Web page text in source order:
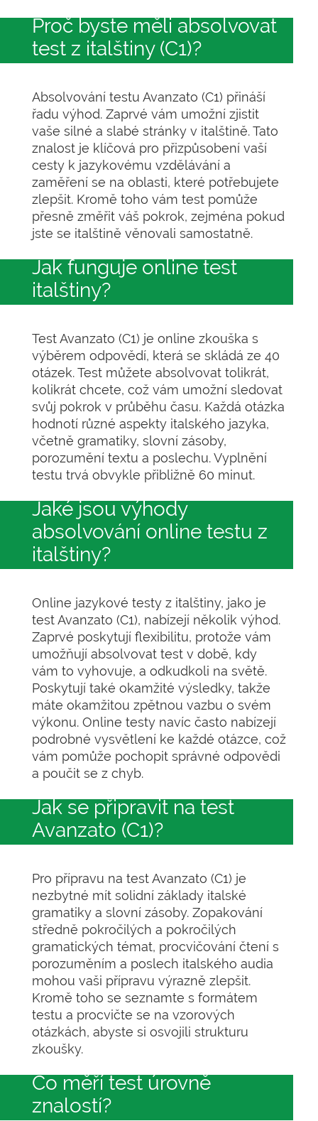
Proč byste měli absolvovat
test z italštiny (C1)?
Absolvování testu Avanzato (C1) přináší
řadu výhod. Zaprvé vám umožní zjistit
vaše silné a slabé stránky v italštině. Tato
znalost je klíčová pro přizpůsobení vaší
cesty k jazykovému vzdělávání a
zaměření se na oblasti, které potřebujete
zlepšit. Kromě toho vám test pomůže
přesně změřit váš pokrok, zejména pokud
jste se italštině věnovali samostatně.
Jak funguje online test
italštiny?
Test Avanzato (C1) je online zkouška s
výběrem odpovědí, která se skládá ze 40
otázek. Test můžete absolvovat tolikrát,
kolikrát chcete, což vám umožní sledovat
svůj pokrok v průběhu času. Každá otázka
hodnotí různé aspekty italského jazyka,
včetně gramatiky, slovní zásoby,
porozumění textu a poslechu. Vyplnění
testu trvá obvykle přibližně 60 minut.
Jaké jsou výhody
absolvování online testu z
italštiny?
Online jazykové testy z italštiny, jako je
test Avanzato (C1), nabízejí několik výhod.
Zaprvé poskytují flexibilitu, protože vám
umožňují absolvovat test v době, kdy
vám to vyhovuje, a odkudkoli na světě.
Poskytují také okamžité výsledky, takže
máte okamžitou zpětnou vazbu o svém
výkonu. Online testy navíc často nabízejí
podrobné vysvětlení ke každé otázce, což
vám pomůže pochopit správné odpovědi
a poučit se z chyb.
Jak se připravit na test
Avanzato (C1)?
Pro přípravu na test Avanzato (C1) je
nezbytné mít solidní základy italské
gramatiky a slovní zásoby. Zopakování
středně pokročilých a pokročilých
gramatických témat, procvičování čtení s
porozuměním a poslech italského audia
mohou vaši přípravu výrazně zlepšit.
Kromě toho se seznamte s formátem
testu a procvičte se na vzorových
otázkách, abyste si osvojili strukturu
zkoušky.
Co měří test úrovně
znalostí?